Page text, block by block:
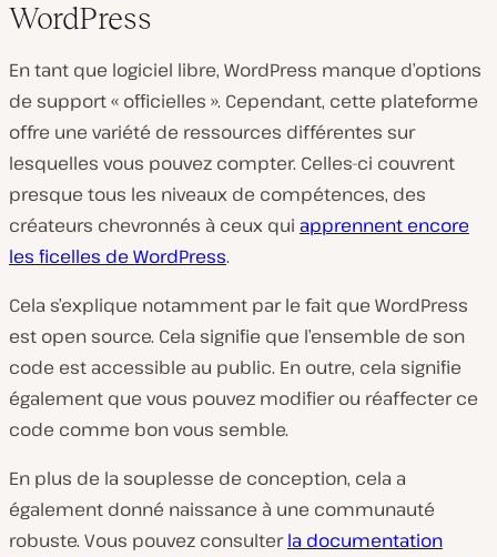
WordPress
En tant que logiciel libre, WordPress manque d’options
de support « officielles ». Cependant, cette plateforme
offre une variété de ressources différentes sur
lesquelles vous pouvez compter. Celles-ci couvrent
presque tous les niveaux de compétences, des
créateurs chevronnés à ceux qui apprennent encore
les ficelles de WordPress.
Cela s’explique notamment par le fait que WordPress
est open source. Cela signifie que l’ensemble de son
code est accessible au public. En outre, cela signifie
également que vous pouvez modifier ou réaffecter ce
code comme bon vous semble.
En plus de la souplesse de conception, cela a
également donné naissance à une communauté
robuste. Vous pouvez consulterla documentation